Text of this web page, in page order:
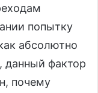
попытку
абсолютно
данный фактор
почему